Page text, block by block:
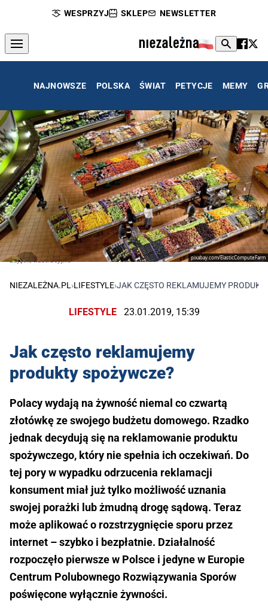
WESPRZYJ SKLEP NEWSLETTER
NAJNOWSZE POLSKA ŚWIAT PETYCJE MEMY
pixabay.com/ElasticComputeFarm
zdjęcie ilustracyjne
NIEZALEŻNA.PL ›LIFESTYLE›JAK CZĘSTO REKLAMUJEMY
LIFESTYLE 23.01.2019, 15:39
Jak często reklamujemy
produkty spożywcze?
Polacy wydają na żywność niemal co czwartą
złotówkę ze swojego budżetu domowego. Rzadko
jednak decydują się na reklamowanie produktu
spożywczego, który nie spełnia ich oczekiwań. Do
tej pory w wypadku odrzucenia reklamacji
konsument miał już tylko możliwość uznania
swojej porażki lub żmudną drogę sądową. Teraz
może aplikować o rozstrzygnięcie sporu przez
internet – szybko i bezpłatnie. Działalność
rozpoczęło pierwsze w Polsce i jedyne w Europie
Centrum Polubownego Rozwiązywania Sporów
poświęcone wyłącznie żywności.